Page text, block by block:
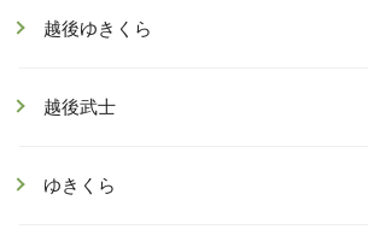
越後ゆきくら
越後武士
ゆきくら